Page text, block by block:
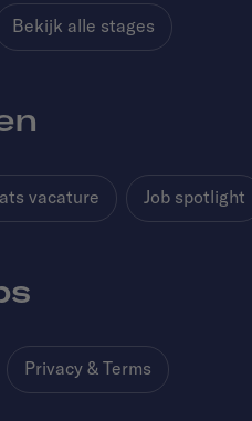
Bekijk alle stages
vacature Job spotlight
Privacy & Terms